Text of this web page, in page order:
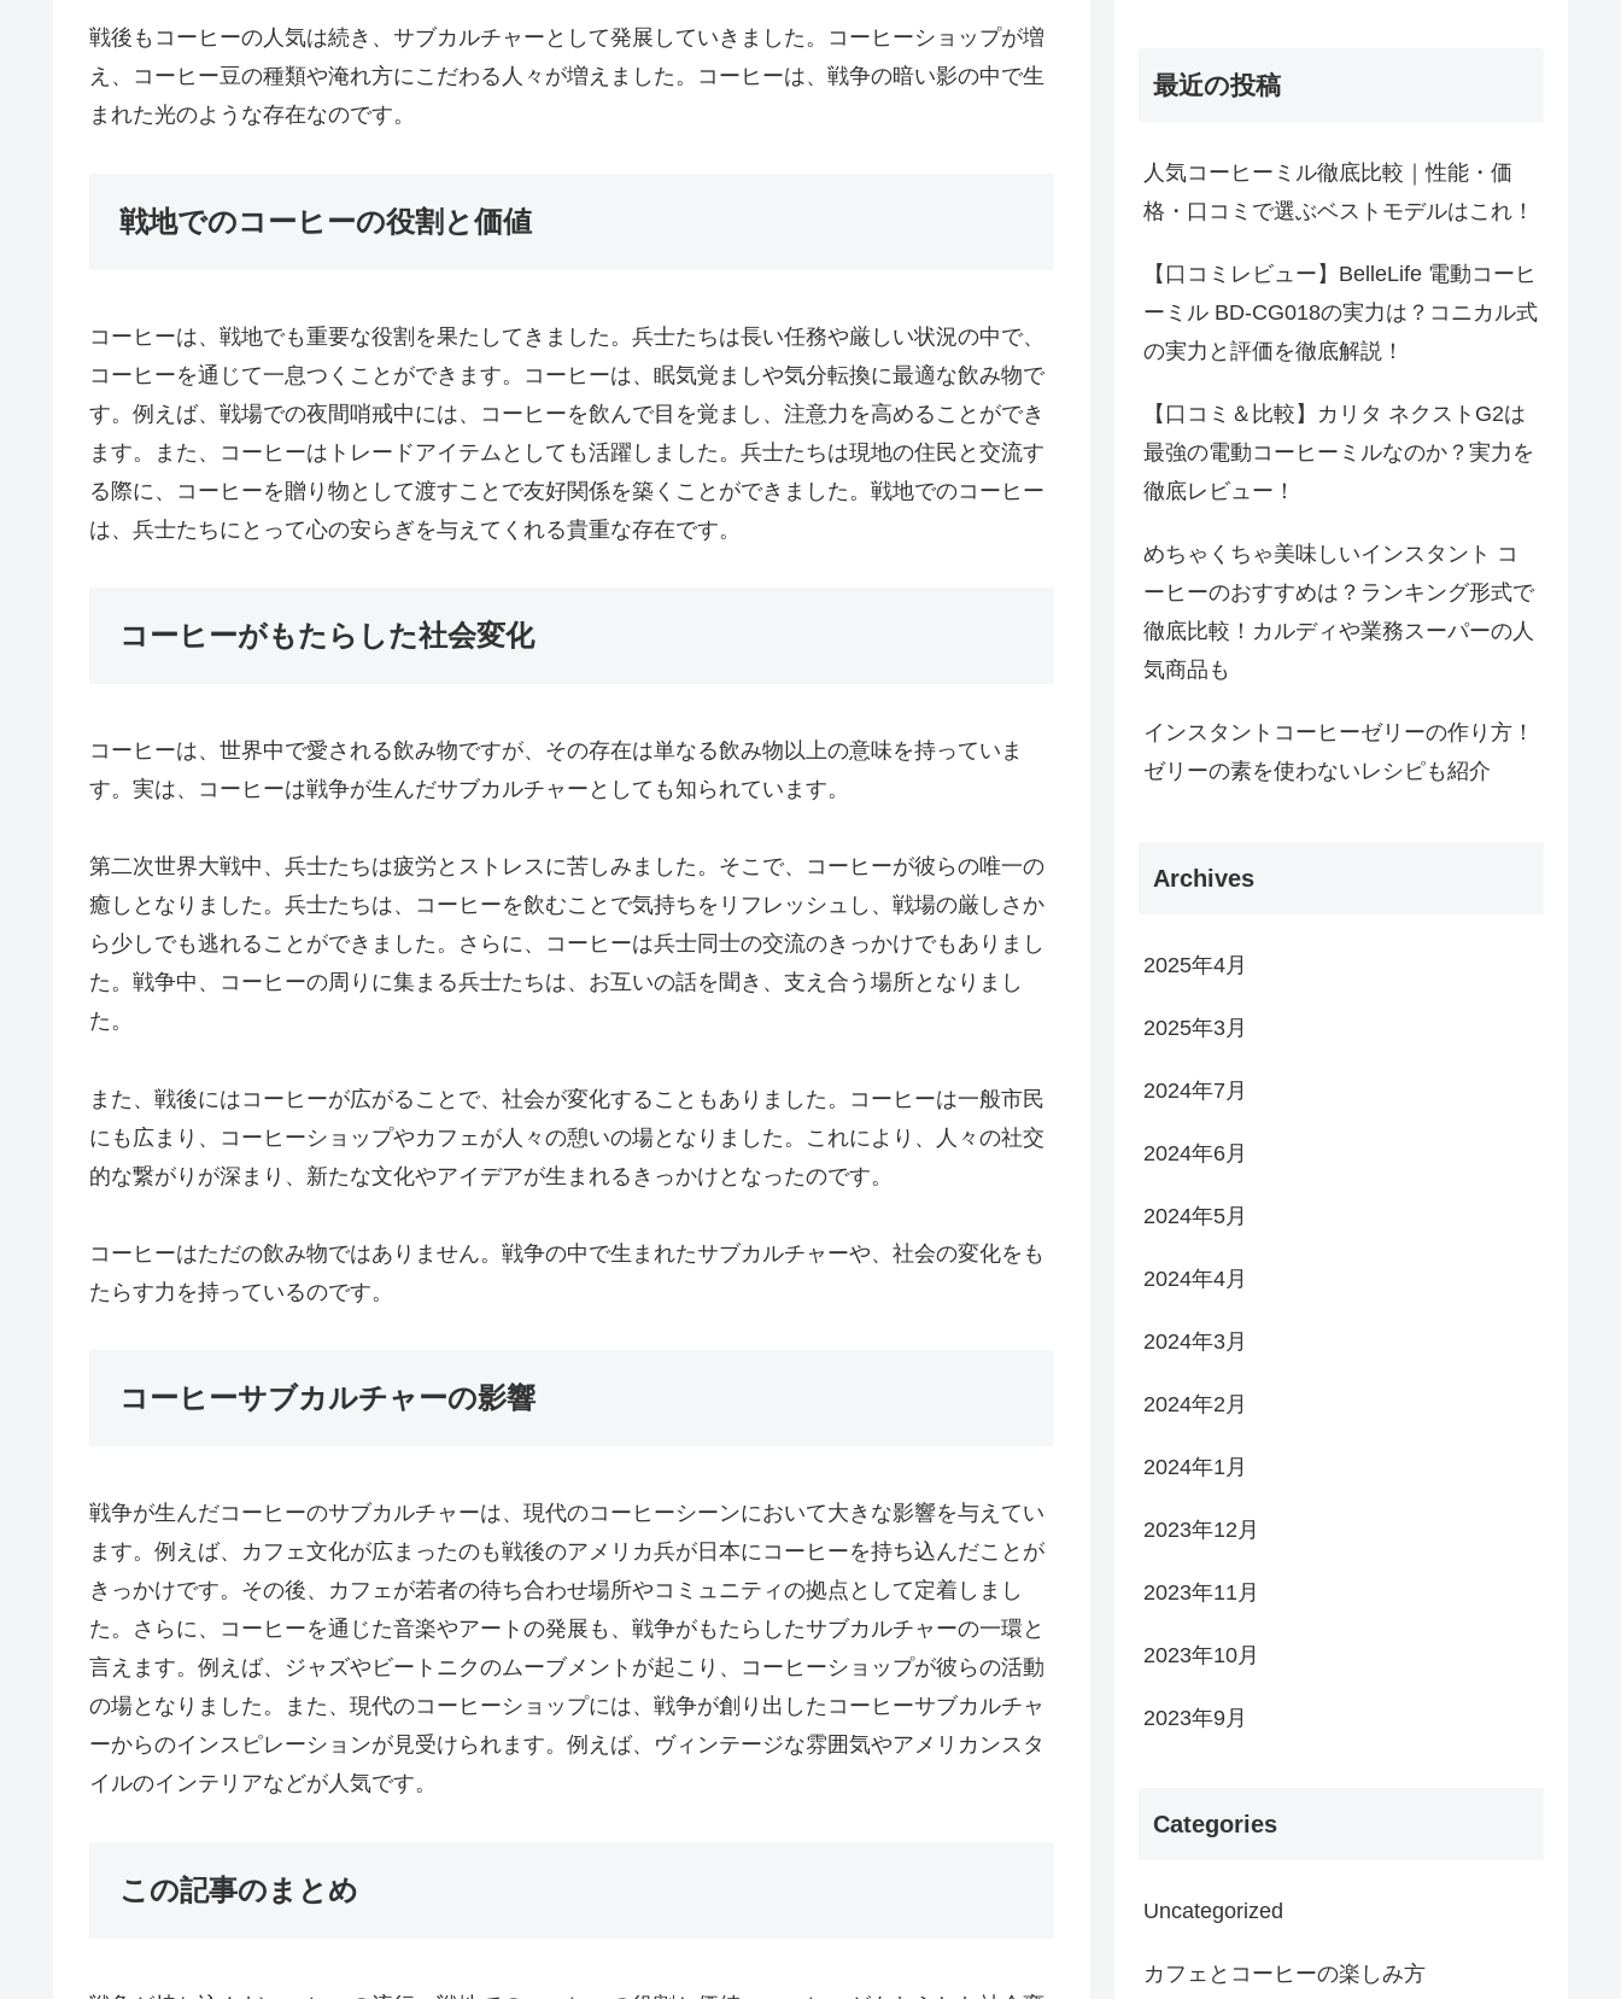
戦後もコーヒーの人気は続き、サブカルチャーとして発展していきました。コーヒーショップが増
え、コーヒー豆の種類や淹れ方にこだわる人々が増えました。コーヒーは、戦争の暗い影の中で生
まれた光のような存在なのです。
戦地でのコーヒーの役割と価値
コーヒーは、戦地でも重要な役割を果たしてきました。兵士たちは長い任務や厳しい状況の中で、
コーヒーを通じて一息つくことができます。コーヒーは、眠気覚ましや気分転換に最適な飲み物で
す。例えば、戦場での夜間哨戒中には、コーヒーを飲んで目を覚まし、注意力を高めることができ
ます。また、コーヒーはトレードアイテムとしても活躍しました。兵士たちは現地の住民と交流す
る際に、コーヒーを贈り物として渡すことで友好関係を築くことができました。戦地でのコーヒー
は、兵士たちにとって心の安らぎを与えてくれる貴重な存在です。
コーヒーがもたらした社会変化
コーヒーは、世界中で愛される飲み物ですが、その存在は単なる飲み物以上の意味を持っていま
す。実は、コーヒーは戦争が生んだサブカルチャーとしても知られています。
第二次世界大戦中、兵士たちは疲労とストレスに苦しみました。そこで、コーヒーが彼らの唯一の
癒しとなりました。兵士たちは、コーヒーを飲むことで気持ちをリフレッシュし、戦場の厳しさか
ら少しでも逃れることができました。さらに、コーヒーは兵士同士の交流のきっかけでもありまし
た。戦争中、コーヒーの周りに集まる兵士たちは、お互いの話を聞き、支え合う場所となりまし
た。
また、戦後にはコーヒーが広がることで、社会が変化することもありました。コーヒーは一般市民
にも広まり、コーヒーショップやカフェが人々の憩いの場となりました。これにより、人々の社交
的な繋がりが深まり、新たな文化やアイデアが生まれるきっかけとなったのです。
コーヒーはただの飲み物ではありません。戦争の中で生まれたサブカルチャーや、社会の変化をも
たらす力を持っているのです。
コーヒーサブカルチャーの影響
戦争が生んだコーヒーのサブカルチャーは、現代のコーヒーシーンにおいて大きな影響を与えてい
ます。例えば、カフェ文化が広まったのも戦後のアメリカ兵が日本にコーヒーを持ち込んだことが
きっかけです。その後、カフェが若者の待ち合わせ場所やコミュニティの拠点として定着しまし
た。さらに、コーヒーを通じた音楽やアートの発展も、戦争がもたらしたサブカルチャーの一環と
言えます。例えば、ジャズやビートニクのムーブメントが起こり、コーヒーショップが彼らの活動
の場となりました。また、現代のコーヒーショップには、戦争が創り出したコーヒーサブカルチャ
ーからのインスピレーションが見受けられます。例えば、ヴィンテージな雰囲気やアメリカンスタ
イルのインテリアなどが人気です。
この記事のまとめ
最近の投稿
人気コーヒーミル徹底比較｜性能・価
格・口コミで選ぶベストモデルはこれ！
【口コミレビュー】BelleLife 電動コーヒ
ーミル BD-CG018の実力は？コニカル式
の実力と評価を徹底解説！
【口コミ＆比較】カリタ ネクストG2は
最強の電動コーヒーミルなのか？実力を
徹底レビュー！
めちゃくちゃ美味しいインスタント コ
ーヒーのおすすめは？ランキング形式で
徹底比較！カルディや業務スーパーの人
気商品も
インスタントコーヒーゼリーの作り方！
ゼリーの素を使わないレシピも紹介
Archives
2025年4月
2025年3月
2024年7月
2024年6月
2024年5月
2024年4月
2024年3月
2024年2月
2024年1月
2023年12月
2023年11月
2023年10月
2023年9月
Categories
Uncategorized
カフェとコーヒーの楽しみ方